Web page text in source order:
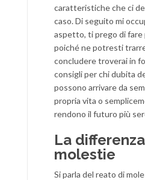
caratteristiche che ci
caso. Di seguito mi
aspetto, ti prego di
poiché ne potresti
concludere troverai in
consigli per chi dubita
possono arrivare da
propria vita o
rendono il futuro più
La
molestie
Si parla del reato di